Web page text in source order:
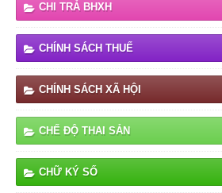
CHI TRẢ BHXH
CHÍNH SÁCH THUẾ
CHÍNH SÁCH XÃ HỘI
CHẾ ĐỘ THAI SẢN
CHỮ KÝ SỐ